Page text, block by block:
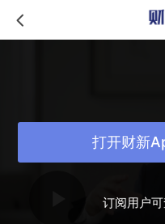
订阅用户
打开财新